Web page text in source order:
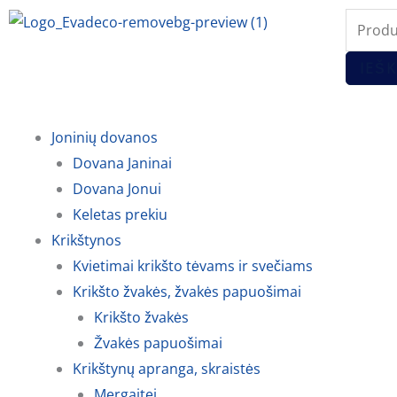
Pereiti
search
Joninių dovanos
Dovana Janinai
Dovana Jonui
Keletas prekiu
Krikštynos
Kvietimai krikšto tėvams ir svečiams
Krikšto žvakės, žvakės papuošimai
Krikšto žvakės
Žvakės papuošimai
Krikštynų apranga, skraistės